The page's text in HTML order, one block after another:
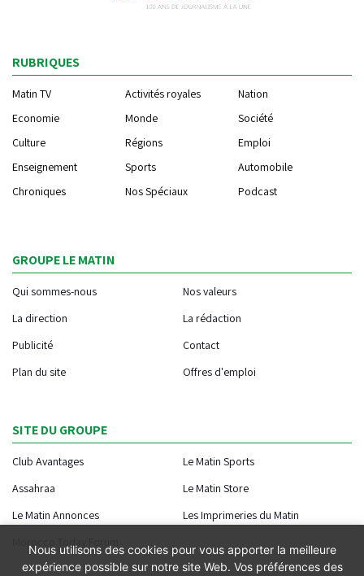
RUBRIQUES
Matin TV Activités royales
Nation
Economie
Monde
Société
Culture
Régions
Emploi
Enseignement
Sports
Automobile
Chroniques
Nos Spéciaux Podcast
GROUPE LE MATIN
Qui sommes-nous
Nos valeurs
La direction
La rédaction
Publicité
Contact
Plan du site
Offres d'emploi
SITE DU GROUPE
Club Avantages
Le Matin Sports
Assahraa
Le Matin Store
Le Matin Annonces
Les Imprimeries du Matin
Morocco Today Forum
Nous utilisons des cookies pour vous apporter la meilleure
expérience possible sur notre site Web. Vos préférences des